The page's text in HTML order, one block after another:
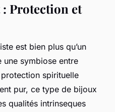
: Protection et
est bien plus qu’un
une symbiose entre
protection spirituelle
pur, ce type de bijoux
qualités intrinseques